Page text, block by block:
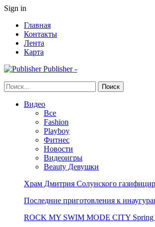
Sign in
Главная
Контакты
Лента
Карта
Publisher -
Видео
Все
Fashion
Playboy
Фитнес
Новости
Видеоигры
Beauty Девушки
Храм Дмитрия Солунского
Последние приготовления к
ROCK MY SWIM MODE CITY Spring